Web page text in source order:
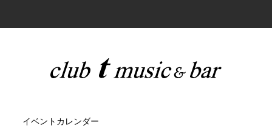
イベントカレンダー